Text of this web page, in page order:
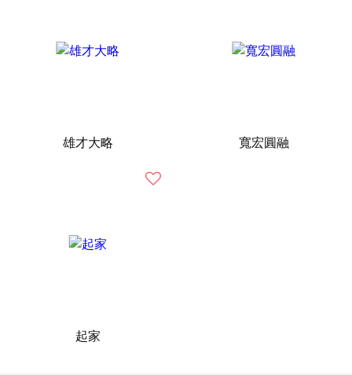
雄才大略 寬宏圓融
起家